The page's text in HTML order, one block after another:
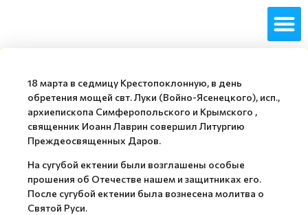
18 марта в седмицу Крестопоклонную, в день
обретения мощей свт. Луки (Войно-Ясенецкого), исп.,
архиепископа Симферопольского и Крымского ,
священник Иоанн Лаврин совершил Литургию
Преждеосвященных Даров.
На сугубой ектении были возглашены особые
прошения об Отечестве нашем и защитниках его.
После сугубой ектении была вознесена молитва о
Святой Руси.